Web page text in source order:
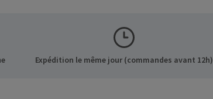
GmbH &
8 21514
E-Mail:
Büchen Germany E-Mail:
mail@rampa.com
Expédition le même jour (commandes avant 12h)